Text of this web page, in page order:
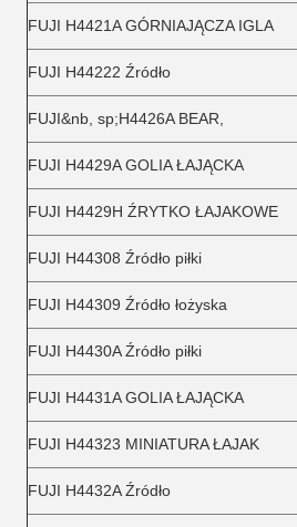
FUJI H4421A GÓRNIAJĄCZA IGLA
FUJI H44222 Źródło
FUJI&nb, sp;H4426A BEAR,
FUJI H4429A GOLIA ŁAJĄCKA
FUJI H4429H ŹRYTKO ŁAJAKOWE
FUJI H44308 Źródło piłki
FUJI H44309 Źródło łożyska
FUJI H4430A Źródło piłki
FUJI H4431A GOLIA ŁAJĄCKA
FUJI H44323 MINIATURA ŁAJAK
FUJI H4432A Źródło